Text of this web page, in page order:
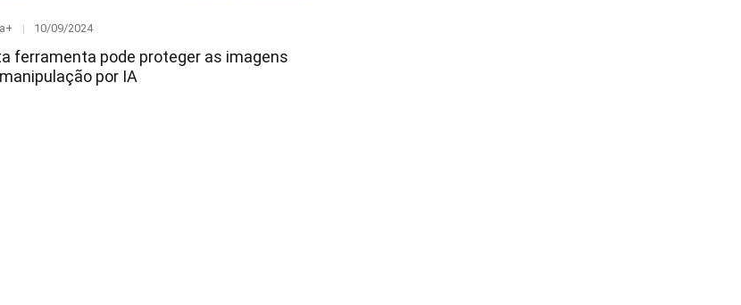
Posted
10/09/2024
ferramenta pode proteger as imagens
por IA